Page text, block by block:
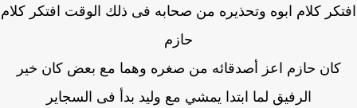
كلام ابوه وتحذيره من صحابه فى ذلك الوقت افتكر كلام
حازم
كان حازم اعز أصدقائه من صغره وهما مع بعض كان خير
الرفيق لما ابتدا يمشي مع وليد بدأ فى السجاير